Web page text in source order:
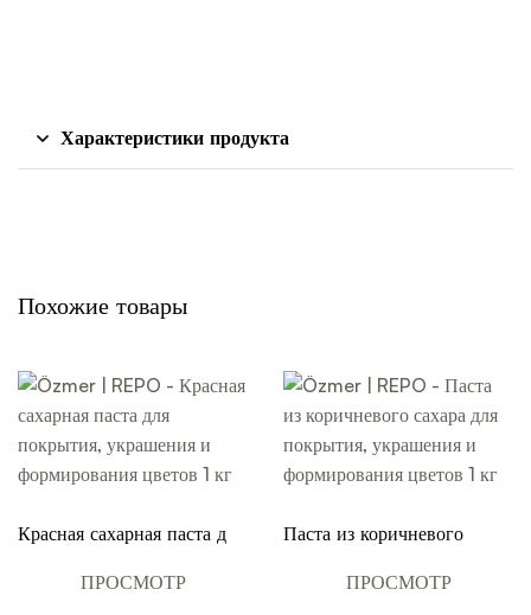
Характеристики продукта
Похожие товары
Красная сахарная паста для
формирования цветов 1 кг
ПРОСМОТР
Паста из коричневого
украшения иПРОСМОТР